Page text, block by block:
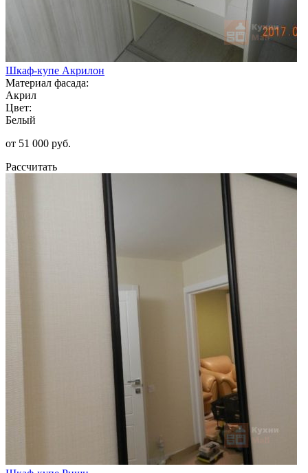
Шкаф-купе Акрилон
Материал фасада:
Акрил
Цвет:
Белый
от 51 000 руб.
Рассчитать